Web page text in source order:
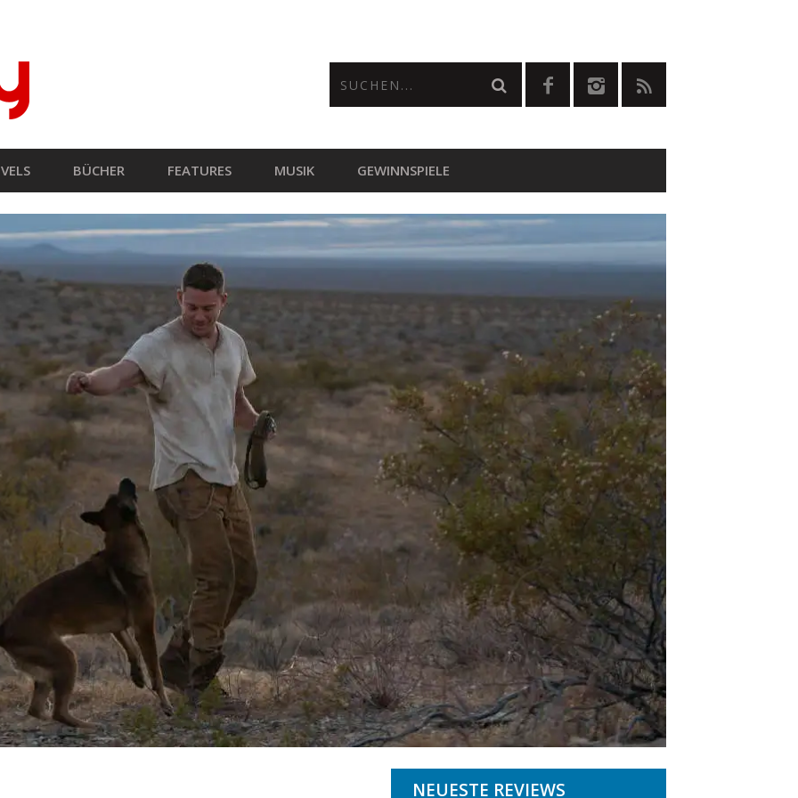
BÜCHER FEATURES MUSIK GEWINNSPIELE
NEUESTE REVIEWS